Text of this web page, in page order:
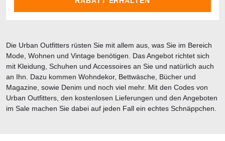
Die Urban Outfitters rüsten Sie mit allem aus, was Sie im Bereich
Mode, Wohnen und Vintage benötigen. Das Angebot richtet sich
mit Kleidung, Schuhen und Accessoires an Sie und natürlich auch
an Ihn. Dazu kommen Wohndekor, Bettwäsche, Bücher und
Magazine, sowie Denim und noch viel mehr. Mit den Codes von
Urban Outfitters, den kostenlosen Lieferungen und den Angeboten
im Sale machen Sie dabei auf jeden Fall ein echtes Schnäppchen.